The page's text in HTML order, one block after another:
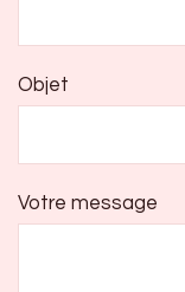
Objet
Votre message